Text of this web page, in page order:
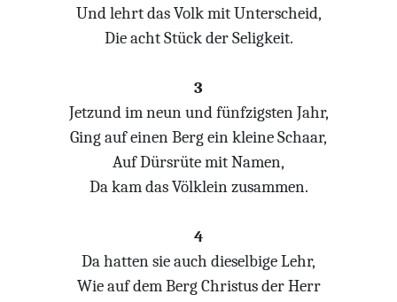
Und lehrt das Volk mit Unterscheid,
Die acht Stück der Seligkeit.
3
Jetzund im neun und fünfzigsten Jahr,
Ging auf einen Berg ein kleine Schaar,
Auf Dürsrüte mit Namen,
Da kam das Völklein zusammen.
4
Da hatten sie auch dieselbige Lehr,
Wie auf dem Berg Christus der Herr